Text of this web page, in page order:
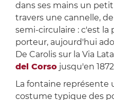
dans ses mains un
travers une cannelle,
semi-circulaire : c'est
porteur, aujourd'hui
De Carolis sur la Via
del Corsojusqu'en
La fontaine représente
costume typique des